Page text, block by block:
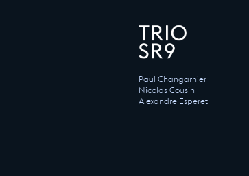
Paul Changarnier
Nicolas Cousin
Alexandre Esperet